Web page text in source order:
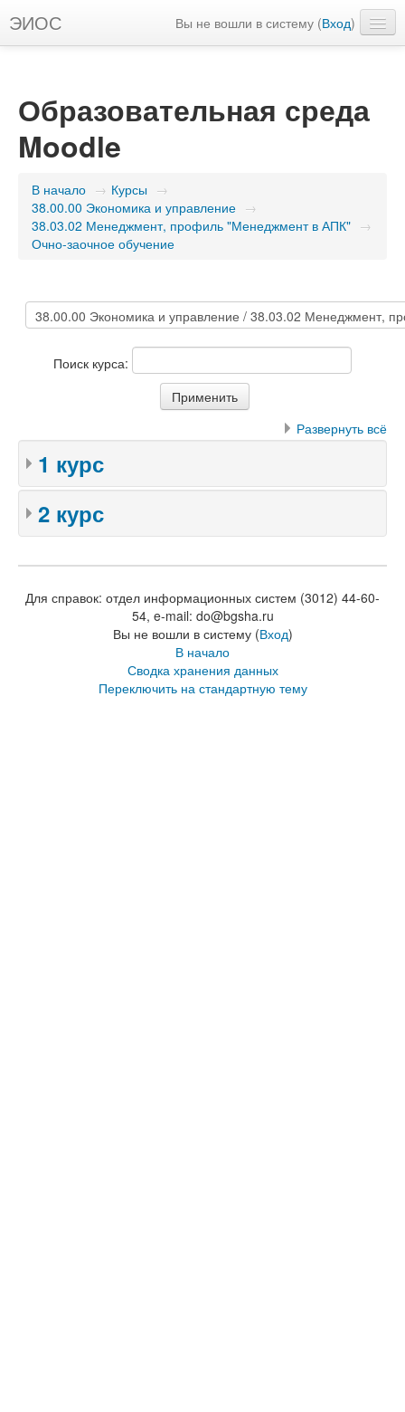
ЭИОС Вы не вошли в систему (Вход)
Образовательная среда
Moodle
В начало → Курсы →
38.00.00 Экономика и управление →
38.03.02 Менеджмент, профиль "Менеджмент в АПК" →
Очно-заочное обучение
Поиск курса:
Развернуть всё
1 курс
2 курс
Для справок: отдел информационных систем (3012) 44-60-
54, e-mail: do@bgsha.ru
Вы не вошли в систему (Вход)
В начало
Сводка хранения данных
Переключить на стандартную тему